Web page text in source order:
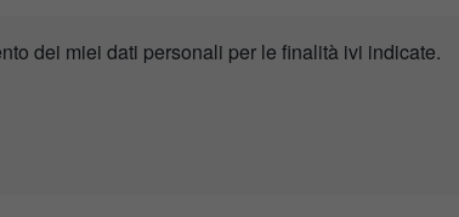
dei miei dati personali per le finalità ivi indicate.